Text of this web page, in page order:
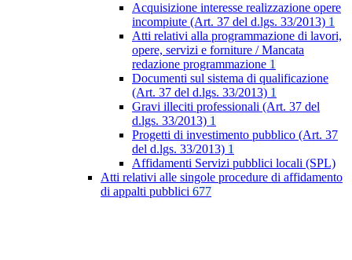
Acquisizione interesse realizzazione opere
incompiute (Art. 37 del d.lgs. 33/2013) 1
Atti relativi alla programmazione di lavori,
opere, servizi e forniture / Mancata
redazione programmazione 1
Documenti sul sistema di qualificazione
(Art. 37 del d.lgs. 33/2013) 1
Gravi illeciti professionali (Art. 37 del
d.lgs. 33/2013) 1
Progetti di investimento pubblico (Art. 37
del d.lgs. 33/2013) 1
Affidamenti Servizi pubblici locali (SPL)
Atti relativi alle singole procedure di affidamento
di appalti pubblici 677